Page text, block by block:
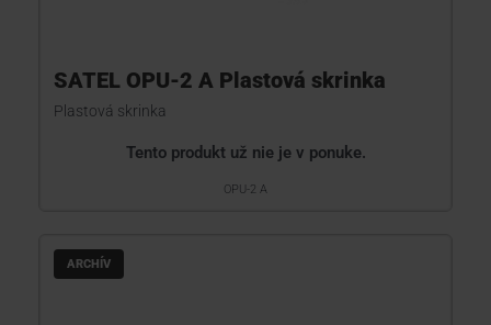
SATEL OPU-2 A Plastová skrinka
Plastová skrinka
Tento produkt už nie je v ponuke.
OPU-2 A
ARCHÍV